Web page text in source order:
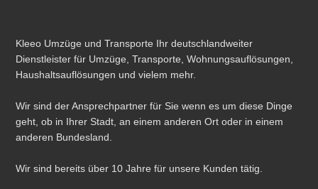
Kleeo Umzüge und Transporte Ihr deutschlandweiter
Dienstleister für Umzüge, Transporte, Wohnungsauflösungen,
Haushaltsauflösungen und vielem mehr.
Wir sind der Ansprechpartner für Sie wenn es um diese Dinge
geht, ob in Ihrer Stadt, an einem anderen Ort oder in einem
anderen Bundesland.
Wir sind bereits über 10 Jahre für unsere Kunden tätig.